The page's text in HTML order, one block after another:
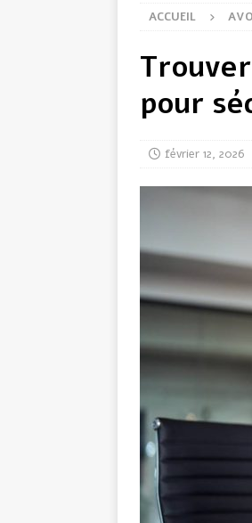
ACCUEIL
pour
février 12, 2026